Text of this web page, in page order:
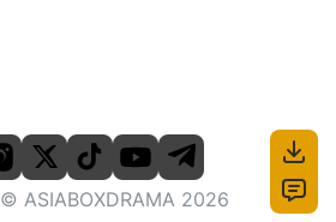
© ASIABOXDRAMA 2026